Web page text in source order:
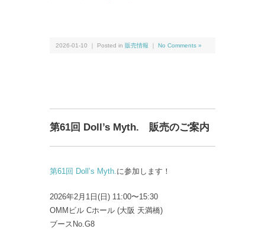
2026-01-10 ｜ Posted in 販売情報 No Comments »
第61回 Doll’s Myth. 販売のご案内
第61回 Doll’s Myth. に参加します！
2026年2月1日(日) 11:00〜15:30
OMMビル Cホール (大阪 天満橋)
ブースNo.G8